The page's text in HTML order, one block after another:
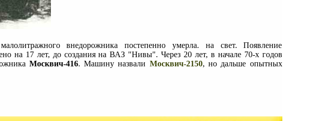
внедорожника постепенно умерла. на свет. Появление
на 17 лет, до создания на ВАЗ "Нивы". Через 20 лет, в начале 70-х годов
Москвич-416. Машину назвали Москвич-2150, но дальше опытных